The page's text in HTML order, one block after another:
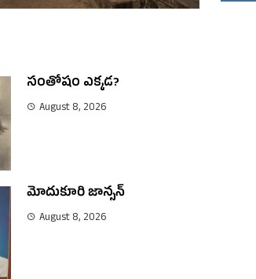
సంతోషం ఎక్కడ?
August 8, 2026
మోదుకూరి జాన్సన్
August 8, 2026